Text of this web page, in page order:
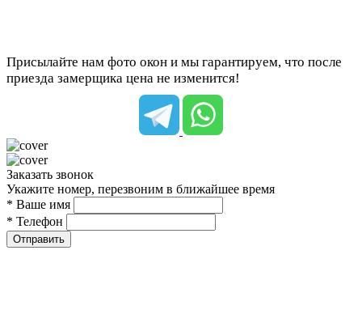
Присылайте нам фото окон и мы гарантируем, что после
приезда замерщика цена не изменится!
Заказать звонок
Укажите номер, перезвоним в ближайшее время
* Ваше имя
* Телефон
Отправить